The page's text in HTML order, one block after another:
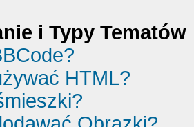
i Typy Tematów
HTML?